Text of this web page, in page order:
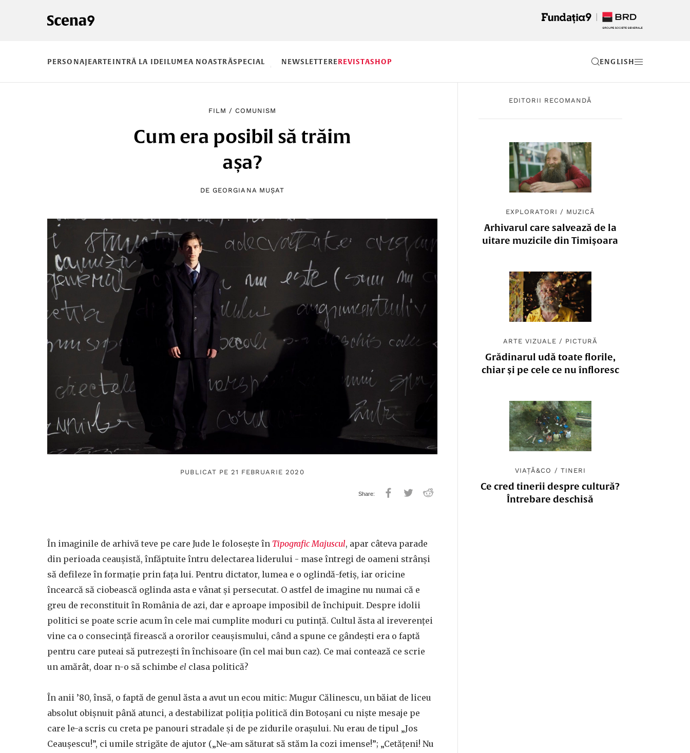
PERSONAJEARTEINTRĂ LA IDEILUMEA NOASTRĂSPECIAL NEWSLETTEREREVISTASHOP EN
FILM / COMUNISM
Cum era posibil să trăim
așa?
DE GEORGIANA MUȘAT
PUBLICAT PE 21 FEBRUARIE 2020
În imaginile de arhivă teve pe care Jude le folosește în Tipografic Majuscul, apar câteva parade
din perioada ceaușistă, înfăptuite întru delectarea liderului - mase întregi de oameni strânși
să defileze în formație prin fața lui. Pentru dictator, lumea e o oglindă-fetiș, iar oricine
încearcă să ciobească oglinda asta e vânat și persecutat. O astfel de imagine nu numai că e
greu de reconstituit în România de azi, dar e aproape imposibil de închipuit. Despre idolii
politici se poate scrie acum în cele mai cumplite moduri cu putință. Cultul ăsta al ireverenței
vine ca o consecință firească a ororilor ceaușismului, când a spune ce gândești era o faptă
pentru care puteai să putrezești în închisoare (în cel mai bun caz). Ce mai contează ce scrie
un amărât, doar n-o să schimbe el clasa politică?
În anii ’80, însă, o faptă de genul ăsta a avut un ecou mitic: Mugur Călinescu, un băiat de liceu
absolut obișnuit până atunci, a destabilizat poliția politică din Botoșani cu niște mesaje pe
care le-a scris cu creta pe panouri stradale și de pe zidurile orașului. Nu erau de tipul „Jos
Ceaușescu!”, ci umile strigăte de ajutor („Ne-am săturat să stăm la cozi imense!”; „Cetăţeni! Nu
EDITORII RECOMANDĂ
EXPLORATORI / MUZICĂ
Arhivarul care salvează de la
uitare muzicile din Timișoara
ARTE VIZUALE / PICTURĂ
Grădinarul udă toate florile,
chiar și pe cele ce nu înfloresc
VIAȚĂ&CO / TINERI
Ce cred tinerii despre cultură?
Întrebare deschisă